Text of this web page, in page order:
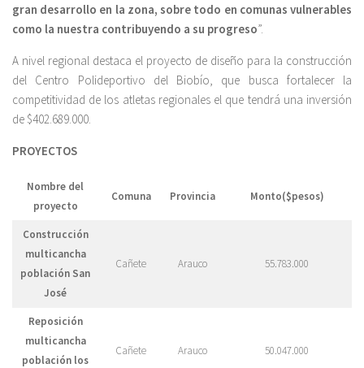
gran desarrollo en la zona, sobre todo en comunas vulnerables
como la nuestra contribuyendo a su progreso”.
A nivel regional destaca el proyecto de diseño para la construcción
del Centro Polideportivo del Biobío, que busca fortalecer la
competitividad de los atletas regionales el que tendrá una inversión
de $402.689.000.
PROYECTOS
Nombre del
proyecto
Comuna Provincia Monto($pesos)
Construcción
multicancha
población San
José
Cañete Arauco 55.783.000
Reposición
multicancha
población los
Cañete Arauco 50.047.000